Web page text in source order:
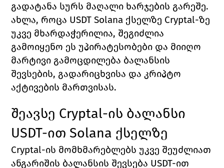
გადატანა სურს მაღალი ხარჯების გარეშე.
ახლა, როცა USDT Solana ქსელზე Cryptal-ზე
უკვე მხარდაჭერილია, შეგიძლია
გამოიყენო ეს უპირატესობები და მიიღო
მარტივი გამოცდილება ბალანსის
შევსების, გადარიცხვისა და კრიპტო
აქტივების მართვისას.
შეავსე Cryptal-ის ბალანსი
USDT-ით Solana ქსელზე
Cryptal-ის მომხმარებლებს უკვე შეუძლიათ
ანგარიშის ბალანსის შევსება USDT-ით